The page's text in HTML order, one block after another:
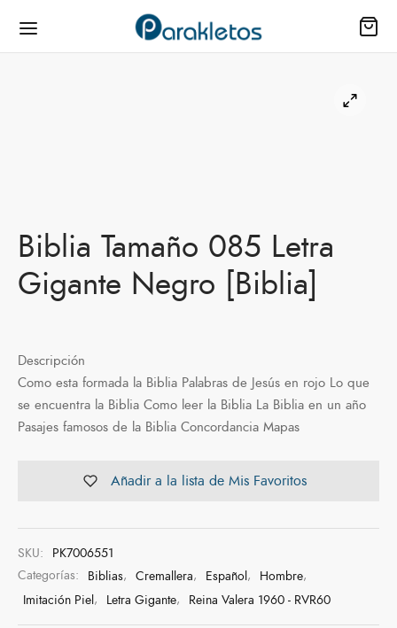
Biblia Tamaño 085 Letra
Gigante Negro [Biblia]
Descripción
Como esta formada la Biblia Palabras de Jesús en rojo Lo que
se encuentra la Biblia Como leer la Biblia La Biblia en un año
Pasajes famosos de la Biblia Concordancia Mapas
Añadir a la lista de Mis Favoritos
SKU: PK7006551
Categorías: Biblias, Cremallera, Español, Hombre,
Imitación Piel, Letra Gigante, Reina Valera 1960 - RVR60